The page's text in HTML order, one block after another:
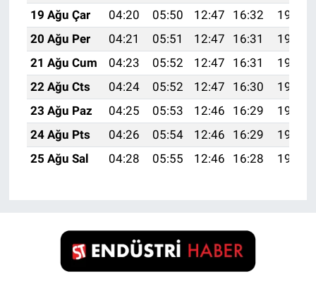
19 Ağu Çar
04:20 05:50 12:47 16:32
19:35
20 Ağu Per
04:21 05:51 12:47 16:31
19:34
21 Ağu Cum
04:23 05:52 12:47 16:31
19:32
22 Ağu Cts
04:24 05:52 12:47 16:30
19:31
23 Ağu Paz
04:25 05:53 12:46 16:29
19:30
24 Ağu Pts
04:26 05:54 12:46 16:29
19:28
25 Ağu Sal
04:28 05:55 12:46 16:28 19:27